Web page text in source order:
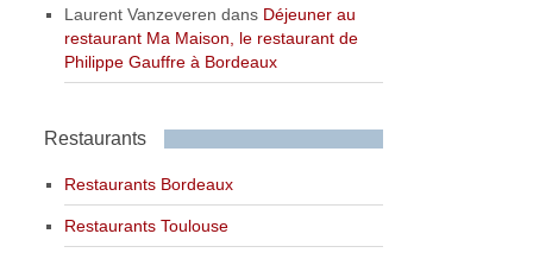
Laurent Vanzeveren dans Déjeuner au
restaurant Ma Maison, le restaurant de
Philippe Gauffre à Bordeaux
Restaurants
Restaurants Bordeaux
Restaurants Toulouse